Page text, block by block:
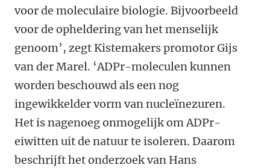
voor de moleculaire biologie. Bijvoorbeeld
voor de opheldering van het menselijk
genoom’, zegt Kistemakers promotor Gijs
van der Marel. ‘ADPr-moleculen kunnen
worden beschouwd als een nog
ingewikkelder vorm van nucleïnezuren.
Het is nagenoeg onmogelijk om ADPr-
eiwitten uit de natuur te isoleren. Daarom
beschrijft het onderzoek van Hans